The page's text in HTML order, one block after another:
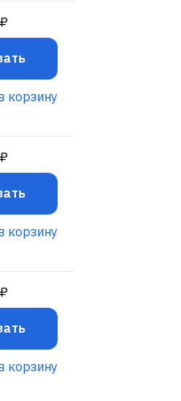
корзину
корзину
корзину